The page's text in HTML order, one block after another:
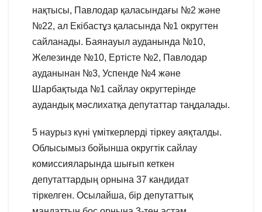
нақтысы, Павлодар қаласындағы №2 және
№22, ал Екібастұз қаласында №1 округтен
сайланады. Баянауыл ауданында №10,
Железинде №10, Ертісте №2, Павлодар
ауданынан №3, Успенде №4 және
Шарбақтыда №1 сайлау округтерінде
аудандық мәслихатқа депутаттар таңдалады.
5 наурыз күні үміткерлерді тіркеу аяқталды.
Облысымыз бойынша округтік сайлау
комиссияларында шығып кеткен
депутаттардың орнына 37 кандидат
тіркелген. Осылайша, бір депутаттық